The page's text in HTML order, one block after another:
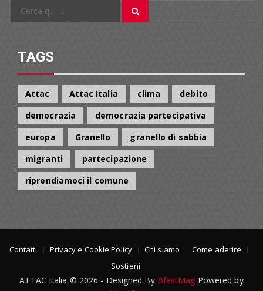
Cerca
TAGS
Attac Attac Italia clima
debito
democrazia
democrazia partecipativa
europa
Granello
granello di sabbia
migranti
partecipazione
riprendiamoci il comune
Contatti Privacy e Cookie Policy Chi siamo
Come aderire
Sostieni
ATTAC Italia © 2026 - Designed By BfastMag Powered by